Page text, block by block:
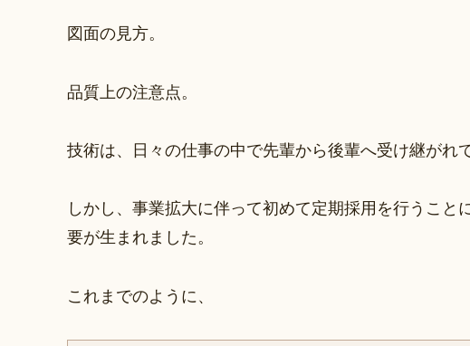
図面の見方。
品質上の注意点。
技術は、日々の仕事の中で先輩から後輩へ受け継がれ
しかし、事業拡大に伴って初めて定期採用を行うこ
要が生まれました。
これまでのように、